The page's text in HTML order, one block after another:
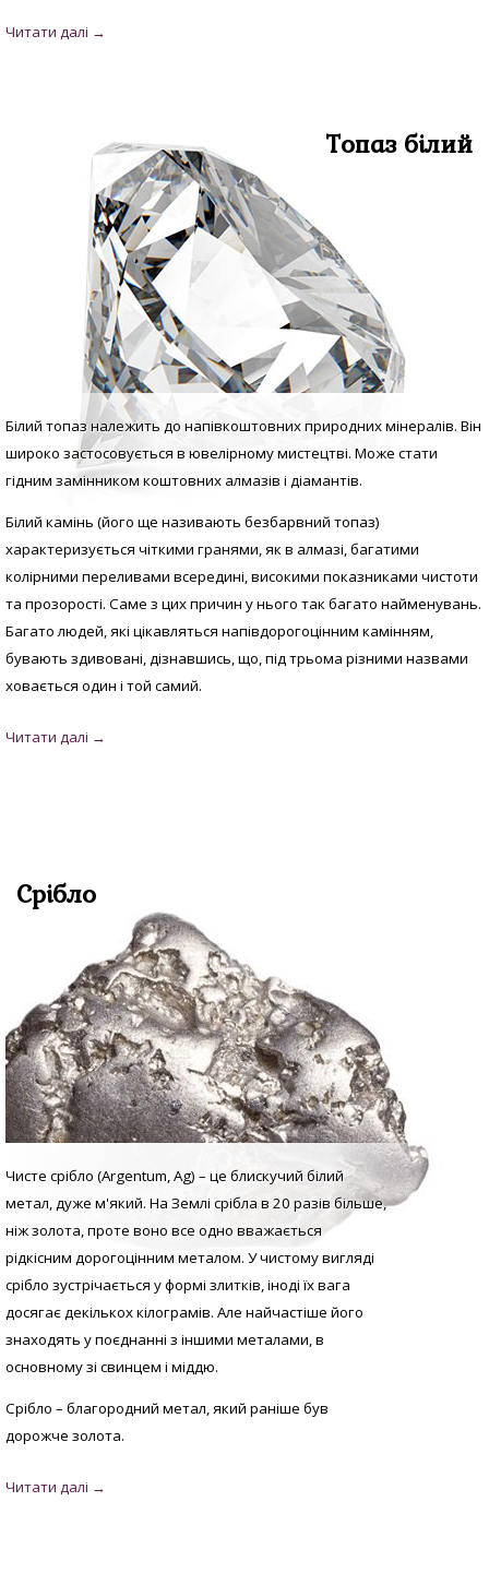
Топаз білий
Білий топаз належить до напівкоштовних природних мінералів. Він
широко застосовується в ювелірному мистецтві. Може стати
гідним замінником коштовних алмазів і діамантів.
Білий камінь (його ще називають безбарвний топаз)
характеризується чіткими гранями, як в алмазі, багатими
колірними переливами всередині, високими показниками чистоти
та прозорості. Саме з цих причин у нього так багато найменувань.
Багато людей, які цікавляться напівдорогоцінним камінням,
бувають здивовані, дізнавшись, що, під трьома різними назвами
ховається один і той самий.
Срібло
Чисте срібло (Argentum, Аg) – це блискучий білий
метал, дуже м'який. На Землі срібла в 20 разів більше,
ніж золота, проте воно все одно вважається
рідкісним дорогоцінним металом. Учистому вигляді
срібло зустрічається у формі злитків, іноді їх вага
досягає декількох кілограмів. Але найчастіше його
знаходять у поєднанні з іншими металами, в
основному зі свинцем і міддю.
Срібло – благородний метал, який раніше був
дорожче золота.